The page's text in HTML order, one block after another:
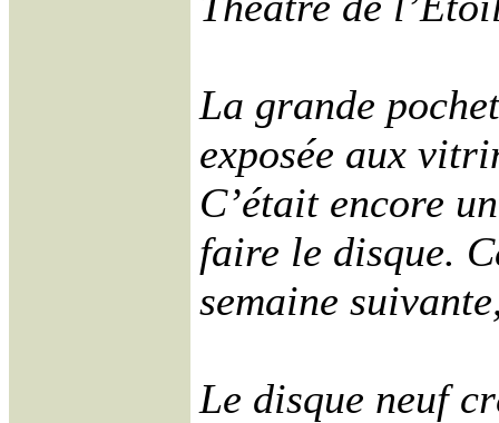
La grande
exposée aux
C’était encore
faire le disque.
semaine
Le disque neuf